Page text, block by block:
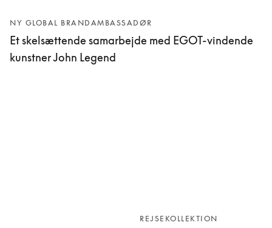
NY GLOBAL BRANDAMBASSADØR
Et skelsættende samarbejde med EGOT-vindende
kunstner John Legend
REJSEKOLLEKTION